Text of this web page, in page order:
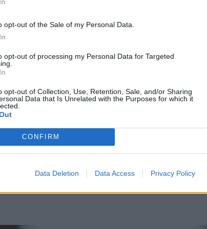
opt-out of the Sale of my Personal Data.
opt-out of processing my Personal Data for Targeted
opt-out of Collection, Use, Retention, Sale, and/or Sharing
Data that Is Unrelated with the Purposes for which it
CONFIRM
Data Deletion Data Access Privacy Policy
Azért, mert olyan szinten
mellőzve a költségvetési
óriási hiány, amit most
akik eddig is
adót.
a pohár, és gyakorlatilag már nincs
az osztalékadó megnövelését
esetében a háromkulcsosról
a 3000 lejnél nagyobb nyugdíjak
járulékfizetés kötelezettségének a